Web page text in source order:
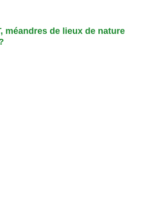
méandres de lieux de nature